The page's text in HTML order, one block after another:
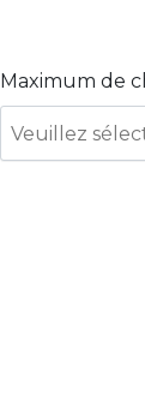
Maximum de